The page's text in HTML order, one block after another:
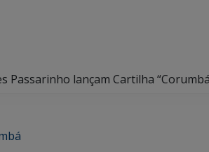
Passarinho lançam Cartilha